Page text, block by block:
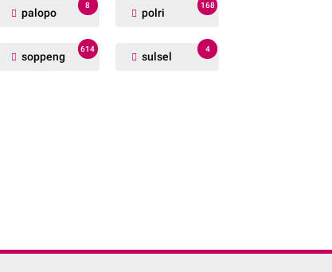
palopo
8
polri
168
soppeng
614
sulsel
4